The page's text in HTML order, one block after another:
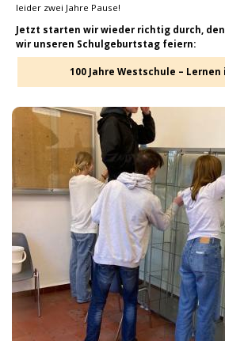
Kontakt
leider zwei Jahre Pause!
Jetzt starten wir wieder richtig durch,
wir unseren Schulgeburtstag feiern:
100 Jahre Westschule – Lernen